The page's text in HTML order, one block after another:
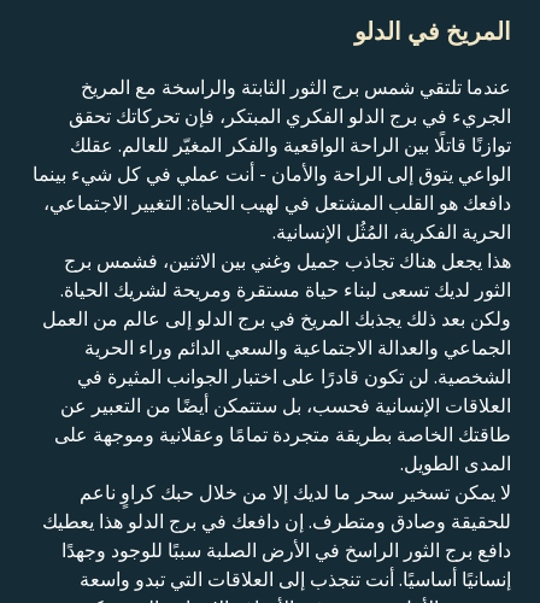
المريخ في الدلو
عندما تلتقي شمس برج الثور الثابتة والراسخة مع المريخ
الجريء في برج الدلو الفكري المبتكر، فإن تحركاتك تحقق
توازنًا قاتلًا بين الراحة الواقعية والفكر المغيّر للعالم. عقلك
الواعي يتوق إلى الراحة والأمان - أنت عملي في كل شيء بينما
دافعك هو القلب المشتعل في لهيب الحياة: التغيير الاجتماعي،
الحرية الفكرية، المُثُل الإنسانية.
هذا يجعل هناك تجاذب جميل وغني بين الاثنين، فشمس برج
الثور لديك تسعى لبناء حياة مستقرة ومريحة لشريك الحياة.
ولكن بعد ذلك يجذبك المريخ في برج الدلو إلى عالم من العمل
الجماعي والعدالة الاجتماعية والسعي الدائم وراء الحرية
الشخصية. لن تكون قادرًا على اختبار الجوانب المثيرة في
العلاقات الإنسانية فحسب، بل ستتمكن أيضًا من التعبير عن
طاقتك الخاصة بطريقة متجردة تمامًا وعقلانية وموجهة على
المدى الطويل.
لا يمكن تسخير سحر ما لديك إلا من خلال حبك كراوٍ ناعم
للحقيقة وصادق ومتطرف. إن دافعك في برج الدلو هذا يعطيك
دافع برج الثور الراسخ في الأرض الصلبة سببًا للوجود وجهدًا
إنسانيًا أساسيًا. أنت تنجذب إلى العلاقات التي تبدو واسعة